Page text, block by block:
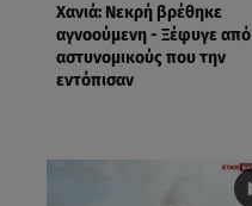
Χανιά: Νεκρή βρέθηκε
αγνοούμενη - Ξέφυγε από
αστυνομικούς που την
εντόπισαν